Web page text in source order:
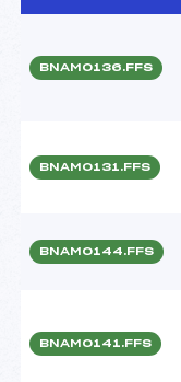
BNAM0136.FFS
BNAM0131.FFS
BNAM0144.FFS
BNAM0141.FFS